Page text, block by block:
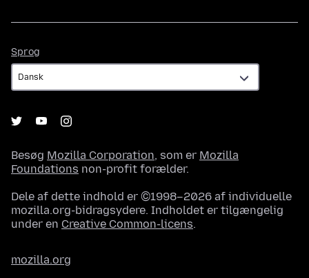
Sprog
Besøg Mozilla Corporation, som er Mozilla
Foundations non-profit forælder.
Dele af dette indhold er ©1998–2026 af individuelle
mozilla.org-bidragsydere. Indholdet er tilgængelig
under en Creative Common-licens.
mozilla.org